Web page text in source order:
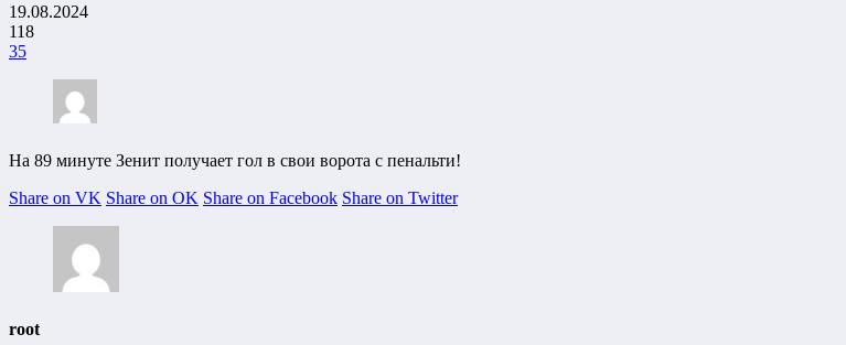
19.08.2024
118
35
На 89 минуте Зенит получает гол в свои ворота с пенальти!
Share on VK Share on OK Share on Facebook Share on Twitter
root